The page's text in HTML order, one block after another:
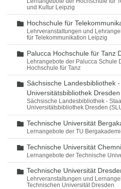
und Kultur Leipzig
Ordner
Hochschule für
Lehrveranstaltungen und
für Telekommunikation Leipzig
Ordner
Palucca Hochschule für Tanz
Lehrangebote der Palucca Schule
Hochschule für Tanz
Ordner
Sächsische Landesbibliothek
Universitätsbibliothek
Sächsische Landesbibliothek -
Universitätsbibliothek Dresden
Ordner
Technische Universität
Lernangebote der TU
Ordner
Technische Universität
Lernangebote der Technische
Ordner
Technische Universität
Lehrveranstaltungen und
Technischen Universität Dresden